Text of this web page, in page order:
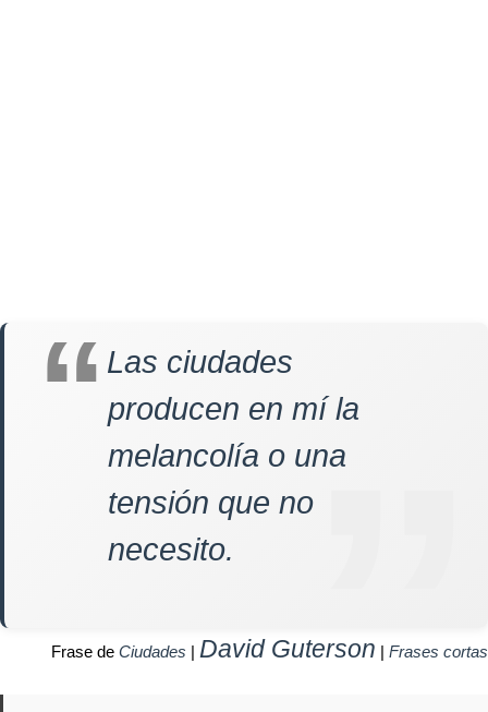
Las ciudades
producen en mí la
melancolía o una
tensión que no
necesito.
Frase de Ciudades | David Guterson | Frases cortas